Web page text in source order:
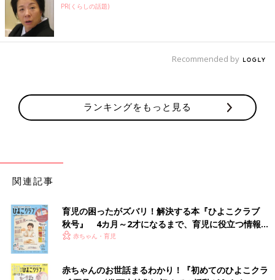
PR(くらしの話題)
Recommended by
ランキングをもっと見る
関連記事
育児の困ったがズバリ！解決する本『ひよこクラブ
秋号』 4カ月～2才になるまで、育児に役立つ情報が
いっぱい！
赤ちゃん・育児
赤ちゃんのお世話まるわかり！『初めてのひよこクラ